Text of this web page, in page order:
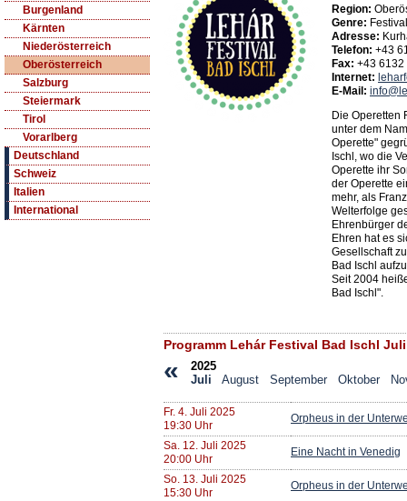
Burgenland
Kärnten
Niederösterreich
Oberösterreich
Salzburg
Steiermark
Tirol
Vorarlberg
Deutschland
Schweiz
Italien
International
Region:
Genre:
Adresse:
Telefon: +43
Fax: +43
Internet:
E-Mail:
Die Operetten
unter dem
Operette"
Ischl, wo die
Operette ihr
der Operette
mehr, als
Welterfolge
Ehrenbürger
Ehren hat es
Gesellschaft
Bad Ischl
Seit 2004
Bad Ischl".
Programm Lehár Festival Bad Ischl
«
2025
Juli
August September Oktober
Fr. 4. Juli 2025
19:30 Uhr
Orpheus in der
Sa. 12. Juli 2025
20:00 Uhr
Eine Nacht in Venedig
So. 13. Juli 2025
15:30 Uhr
Orpheus in der